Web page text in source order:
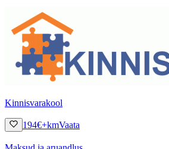
Kinnisvarakool
194€+kmVaata